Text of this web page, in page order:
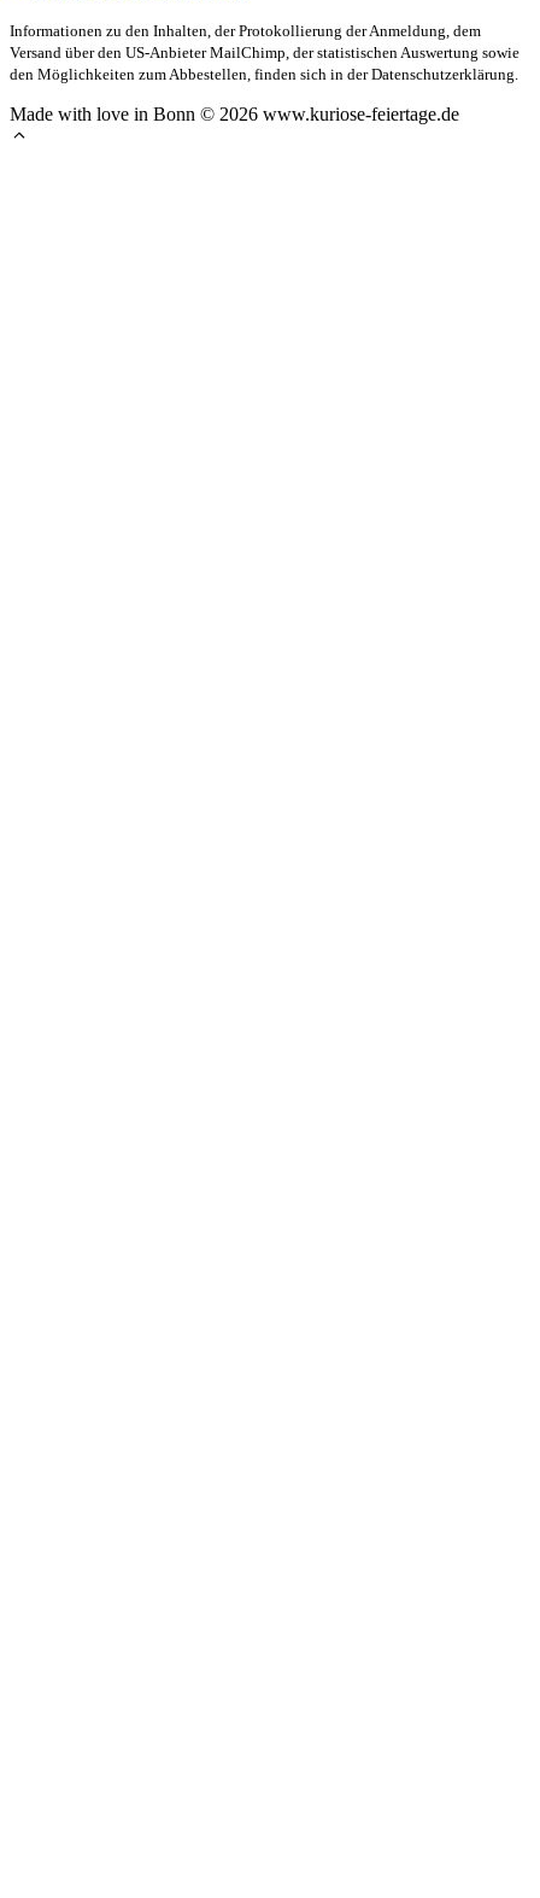
Informationen zu den Inhalten, der Protokollierung der Anmeldung, dem
Versand über den US-Anbieter MailChimp, der statistischen Auswertung sowie
den Möglichkeiten zum Abbestellen, finden sich in der Datenschutzerklärung.
Made with love in Bonn © 2026 www.kuriose-feiertage.de